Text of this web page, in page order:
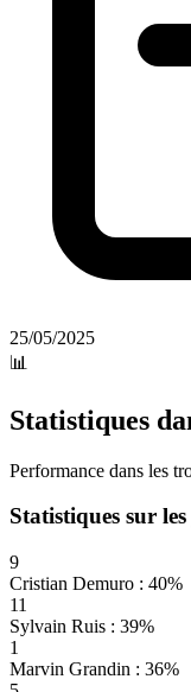
25/05/2025
📊
Statistiques
Performance dans les
Statistiques sur
9
Cristian Demuro : 40%
11
Sylvain Ruis : 39%
1
Marvin Grandin : 36%